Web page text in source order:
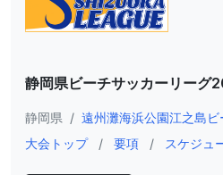
静岡県ビーチサッカーリーグ
静岡県 / 遠州灘海浜公園江之島ビ
大会トップ
/ 要項 / スケジュ